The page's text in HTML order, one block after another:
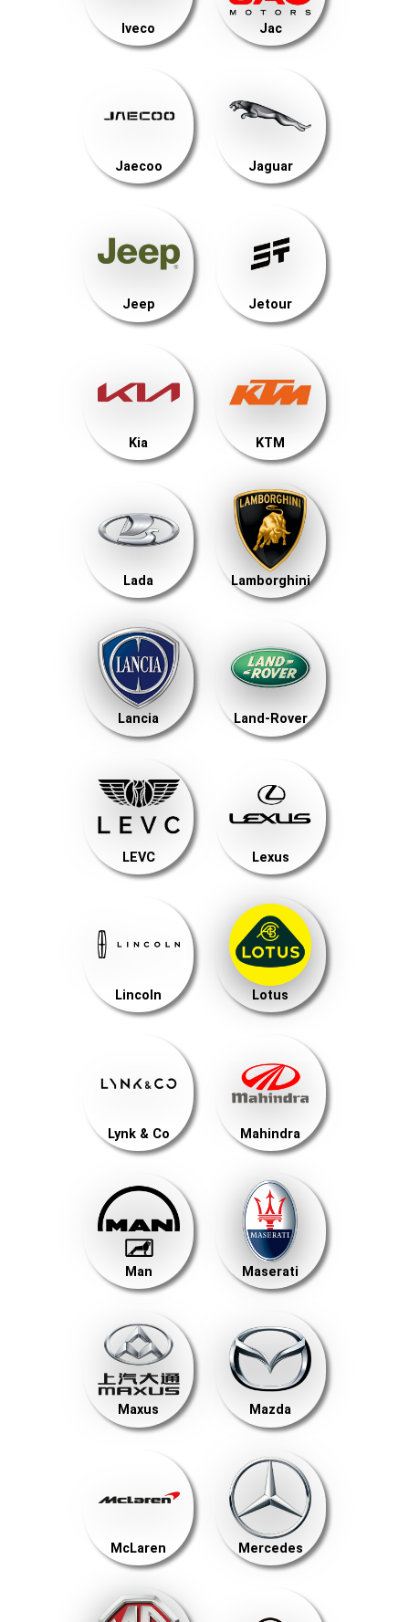
Iveco Jac
Jaecoo Jaguar
Jeep Jetour
Kia KTM
Lada Lamborghini
Lancia Land-Rover
LEVC Lexus
Lincoln Lotus
Lynk & Co Mahindra
Man Maserati
Maxus Mazda
McLaren Mercedes